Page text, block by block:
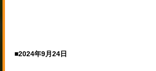
■2024年9月24日